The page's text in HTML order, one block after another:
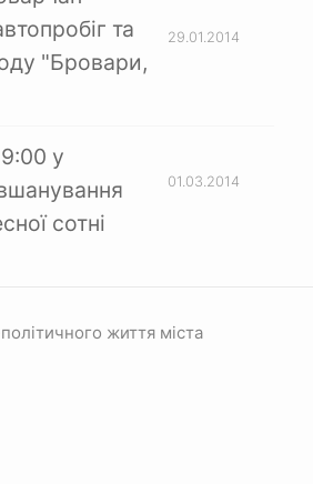
та
"Бровари,
29.01.2014
у
сотні
01.03.2014
життя міста